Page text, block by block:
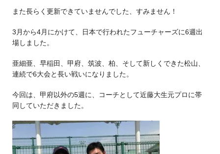
また長らく更新できていませんでした、すみません！
3月から4月にかけて、日本で行われたフューチャーズに6週出
場しました。
亜細亜、早稲田、甲府、筑波、柏、そして新しくできた松山、
連続で6大会と長い戦いになりました。
今回は、甲府以外の5週に、コーチとして近藤大生元プロに帯
同していただきました。